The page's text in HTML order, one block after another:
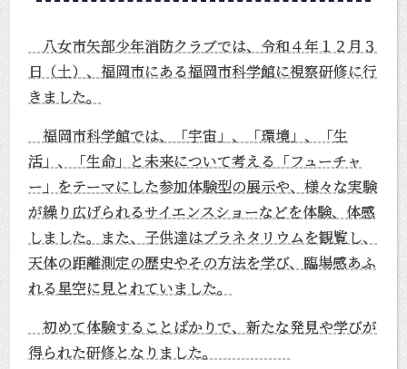
八女市矢部少年消防クラブでは、令和４年１２月３
日（土）、福岡市にある福岡市科学館に視察研修に行
きました。
福岡市科学館では、「宇宙」、「環境」、「生
活」、「生命」と未来について考える「フューチャ
ー」をテーマにした参加体験型の展示や、様々な実験
が繰り広げられるサイエンスショーなどを体験、体感
しました。また、子供達はプラネタリウムを観覧し、
天体の距離測定の歴史やその方法を学び、臨場感あふ
れる星空に見とれていました。
初めて体験することばかりで、新たな発見や学びが
得られた研修となりました。